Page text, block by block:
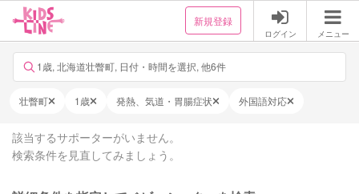
新規登録
ログイン メニュー
1歳, 北海道壮瞥町, 日付・時間を選択, 他6件
壮瞥町 1歳 発熱、気道・胃腸症状 外国語対応
該当するサポーターがいません。
検索条件を見直してみましょう。